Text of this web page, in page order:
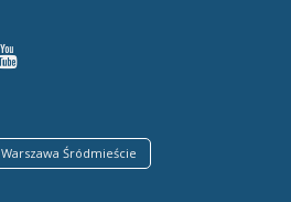
Warszawa Śródmieście